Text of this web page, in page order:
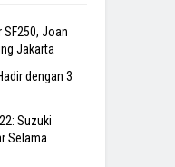
SF250, Joan
Jakarta
dengan 3
Suzuki
Selama